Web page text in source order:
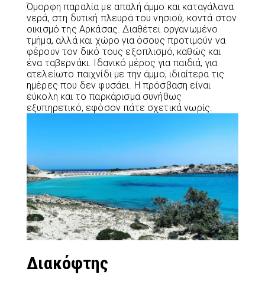
Όμορφη παραλία με απαλή άμμο και καταγάλανα
νερά, στη δυτική πλευρά του νησιού, κοντά στον
οικισμό της Αρκάσας. Διαθέτει οργανωμένο
τμήμα, αλλά και χώρο για όσους προτιμούν να
φέρουν τον δικό τους εξοπλισμό, καθώς και
ένα ταβερνάκι. Ιδανικό μέρος για παιδιά, για
ατελείωτο παιχνίδι με την άμμο, ιδιαίτερα τις
ημέρες που δεν φυσάει. Η πρόσβαση είναι
εύκολη και το παρκάρισμα συνήθως
εξυπηρετικό, εφόσον πάτε σχετικά νωρίς.
Διακόφτης